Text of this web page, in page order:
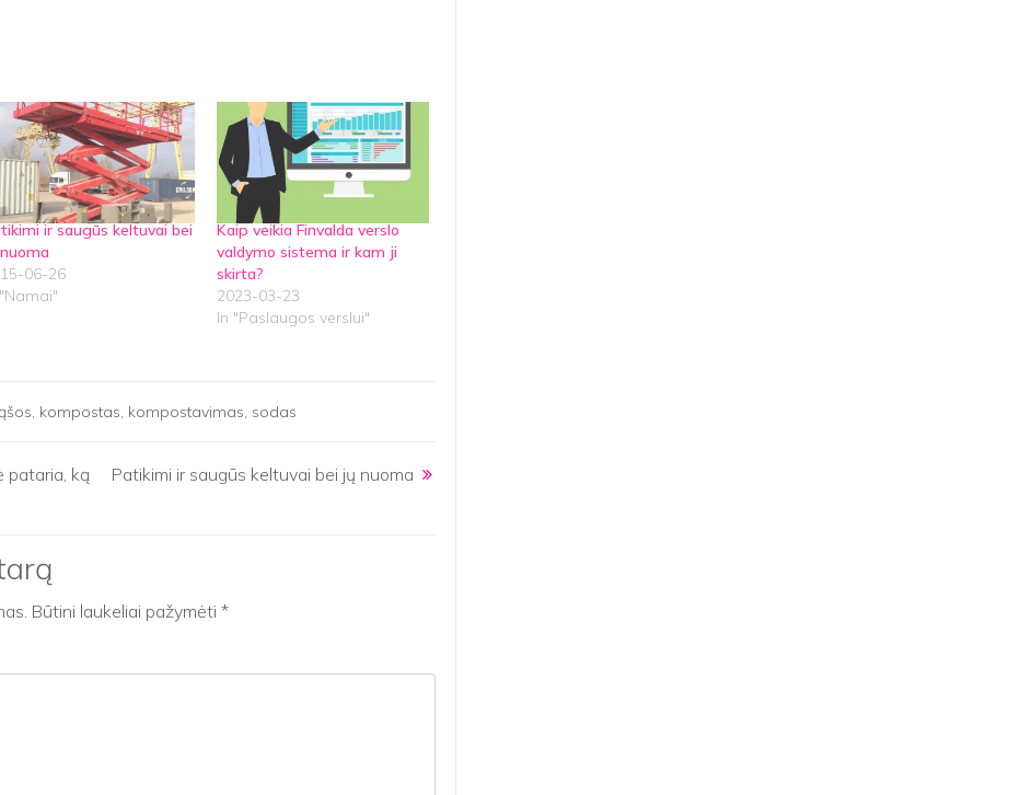
ir saugūs keltuvai bei
06-26
Kaip veikia Finvalda verslo
valdymo sistema ir kam ji
skirta?
2023-03-23
In "Paslaugos verslui"
, kompostas, kompostavimas, sodas
pataria, ką
Patikimi ir saugūs keltuvai bei jų nuoma
Būtini laukeliai pažymėti *